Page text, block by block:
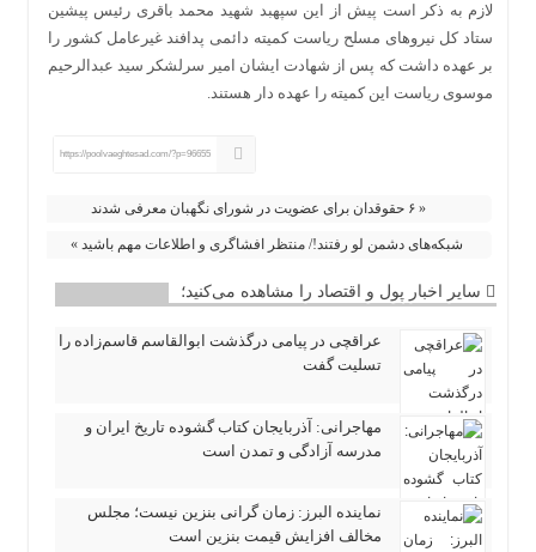
لازم به ذکر است پیش از این سپهبد شهید محمد باقری رئیس پیشین
ستاد کل نیرو‌های مسلح ریاست کمیته دائمی پدافند غیرعامل کشور را
بر عهده داشت که پس از شهادت ایشان امیر سرلشکر سید عبدالرحیم
موسوی ریاست این کمیته را عهده دار هستند.
https://poolvaeghtesad.com/?p=96655
« ۶ حقوقدان برای عضویت در شورای نگهبان معرفی شدند
شبکه‌های دشمن لو رفتند!/ منتظر افشاگری‌ و اطلاعات مهم باشید »
سایر اخبار پول و اقتصاد را مشاهده می‌کنید؛
عراقچی در پیامی درگذشت ابوالقاسم قاسم‌زاده را
تسلیت گفت
مهاجرانی: آذربایجان کتاب گشوده تاریخ ایران و
مدرسه آزادگی و تمدن است
نماینده البرز: زمان گرانی بنزین نیست؛ مجلس
مخالف افزایش قیمت بنزین است